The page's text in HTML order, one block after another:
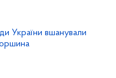
України вшанували